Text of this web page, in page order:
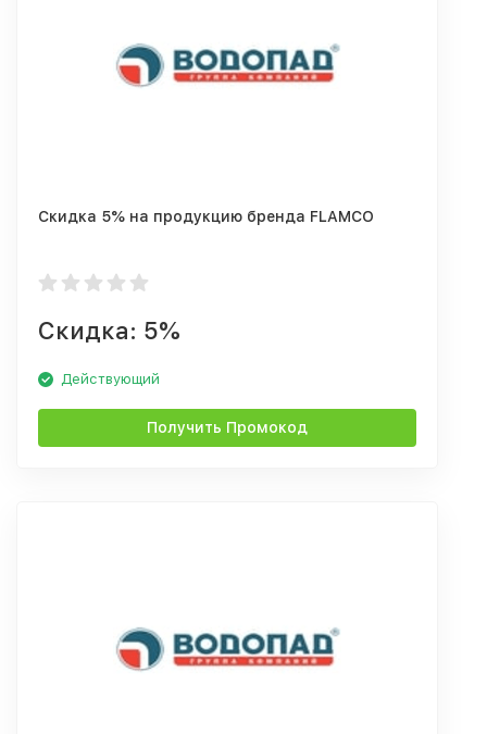
Скидка 5% на продукцию бренда FLAMCO
Скидка: 5%
Действующий
Получить Промокод